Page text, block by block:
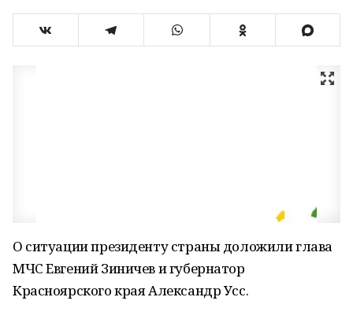
О ситуации президенту страны доложили глава
МЧС Евгений Зиничев и губернатор
Красноярского края Александр Усс.